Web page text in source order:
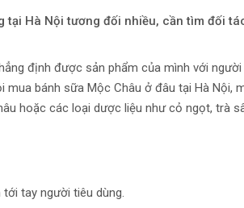
tại Hà Nội tương đối nhiều, cần tìm đối
định được sản phẩm của mình với người
bánh sữa Mộc Châu ở đâu tại Hà Nội,
hoặc các loại dược liệu như cỏ ngọt, trà
tay người tiêu dùng.